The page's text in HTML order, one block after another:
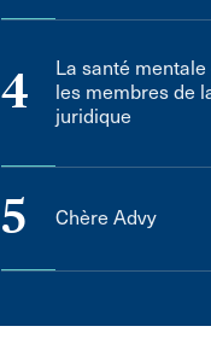
4
La santé
les membres de
juridique
5 Chère Advy